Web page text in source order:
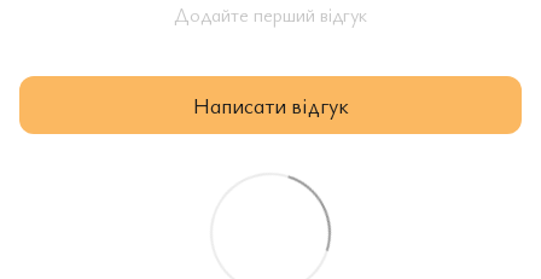
Додайте перший відгук
Написати відгук